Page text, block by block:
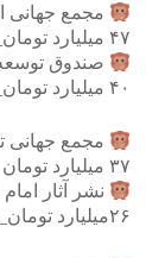
مجمع جهانی
۴۷ میلیارد تومان_صفحه ۱۸۹
صندوق
۴۰ میلیارد تومان_صفحه ۱۵۷
مجمع جهانی
۳۷ میلیارد تومان
نشر آثار
۲۶میلیارد تومان_صفحه ۱۹۴